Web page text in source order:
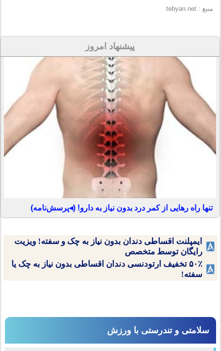
منبع : tebyan.net
پیشنهاد امروز
تنها راه رهایی از کمر درد بدون نیاز به دارو! (◂پرسش‌نامه)
ایمپلنت اقساطی دندان بدون نیاز به چک و سفته! ویزیت
رایگان توسط متخصص
۵۰٪ تخفیف ارتودنسی دندان اقساطی بدون نیاز به چک یا
سفته!
سلامتی و تندرستی با ورزش